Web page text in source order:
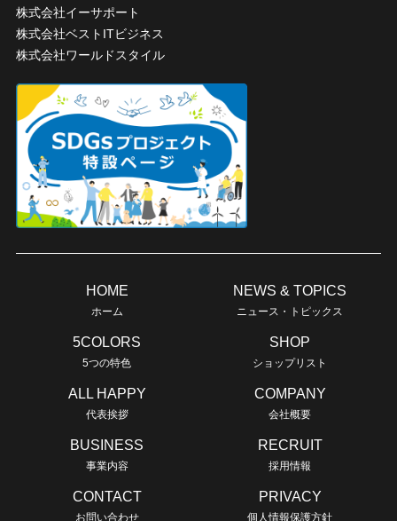
株式会社イーサポート
株式会社ベストITビジネス
株式会社ワールドスタイル
HOME
ホーム
NEWS & TOPICS
ニュース・トピックス
5COLORS
5つの特色
SHOP
ショップリスト
ALL HAPPY
代表挨拶
COMPANY
会社概要
BUSINESS
事業内容
RECRUIT
採用情報
CONTACT
お問い合わせ
PRIVACY
個人情報保護方針